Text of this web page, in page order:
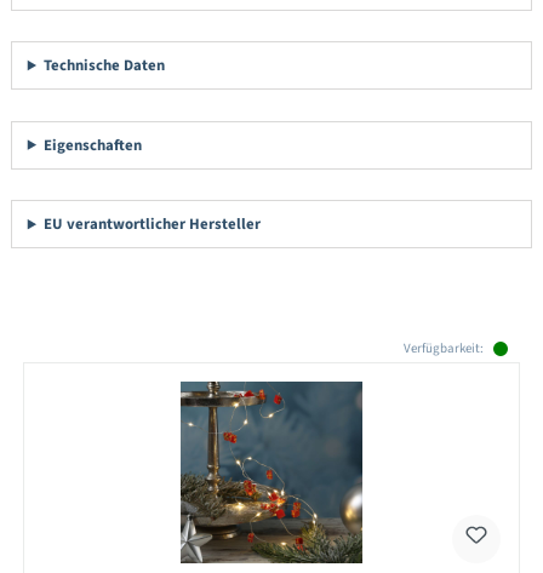
Technische Daten
Eigenschaften
EU verantwortlicher Hersteller
Verfügbarkeit: